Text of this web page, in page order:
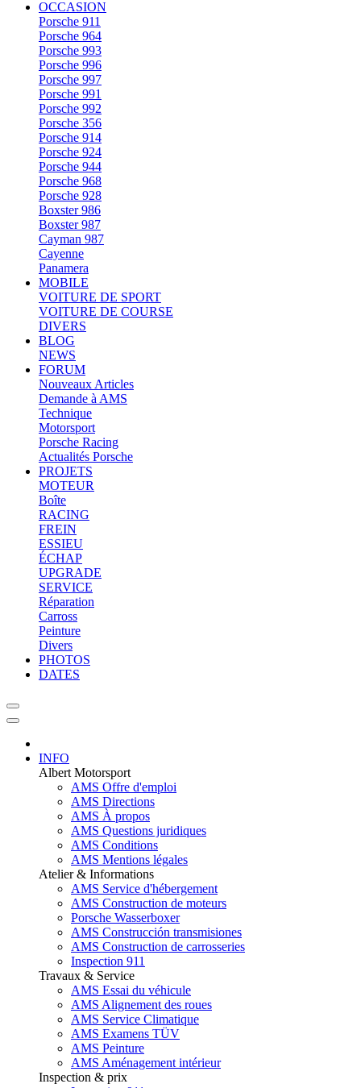
OCCASION
Porsche 911
Porsche 964
Porsche 993
Porsche 996
Porsche 997
Porsche 991
Porsche 992
Porsche 356
Porsche 914
Porsche 924
Porsche 944
Porsche 968
Porsche 928
Boxster 986
Boxster 987
Cayman 987
Cayenne
Panamera
MOBILE
VOITURE DE SPORT
VOITURE DE COURSE
DIVERS
BLOG
NEWS
FORUM
Nouveaux Articles
Demande à AMS
Technique
Motorsport
Porsche Racing
Actualités Porsche
PROJETS
MOTEUR
Boîte
RACING
FREIN
ESSIEU
ÉCHAP
UPGRADE
SERVICE
Réparation
Carross
Peinture
Divers
PHOTOS
DATES
INFO
Albert Motorsport
AMS Offre d'emploi
AMS Directions
AMS À propos
AMS Questions juridiques
AMS Conditions
AMS Mentions légales
Atelier & Informations
AMS Service d'hébergement
AMS Construction de moteurs
Porsche Wasserboxer
AMS Construcción transmisiones
AMS Construction de carrosseries
Inspection 911
Travaux & Service
AMS Essai du véhicule
AMS Alignement des roues
AMS Service Climatique
AMS Examens TÜV
AMS Peinture
AMS Aménagement intérieur
Inspection & prix